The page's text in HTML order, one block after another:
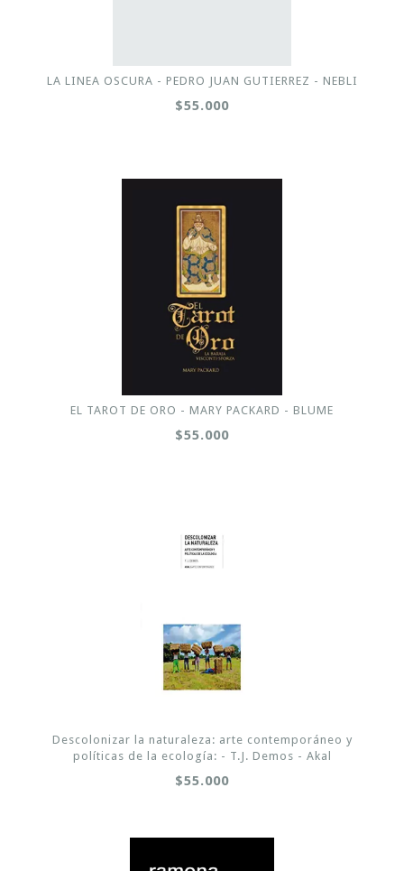
LA LINEA OSCURA - PEDRO JUAN GUTIERREZ - NEBLI
$55.000
EL TAROT DE ORO - MARY PACKARD - BLUME
$55.000
Descolonizar la naturaleza: arte contemporáneo y
políticas de la ecología: - T.J. Demos - Akal
$55.000